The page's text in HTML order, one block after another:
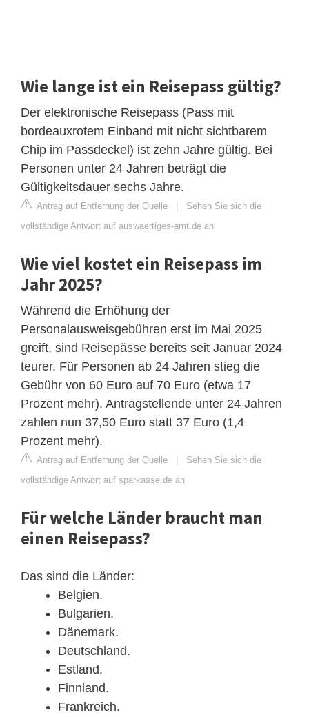
Wie lange ist ein Reisepass gültig?
Der elektronische Reisepass (Pass mit
bordeauxrotem Einband mit nicht sichtbarem
Chip im Passdeckel) ist zehn Jahre gültig. Bei
Personen unter 24 Jahren beträgt die
Gültigkeitsdauer sechs Jahre.
Antrag auf Entfernung der Quelle | Sehen Sie sich die
vollständige Antwort auf auswaertiges-amt.de an
Wie viel kostet ein Reisepass im
Jahr 2025?
Während die Erhöhung der
Personalausweisgebühren erst im Mai 2025
greift, sind Reisepässe bereits seit Januar 2024
teurer. Für Personen ab 24 Jahren stieg die
Gebühr von 60 Euro auf 70 Euro (etwa 17
Prozent mehr). Antragstellende unter 24 Jahren
zahlen nun 37,50 Euro statt 37 Euro (1,4
Prozent mehr).
Antrag auf Entfernung der Quelle | Sehen Sie sich die
vollständige Antwort auf sparkasse.de an
Für welche Länder braucht man
einen Reisepass?
Das sind die Länder:
Belgien.
Bulgarien.
Dänemark.
Deutschland.
Estland.
Finnland.
Frankreich.